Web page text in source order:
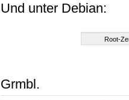
Und unter Debian:
Root-
Grmbl.